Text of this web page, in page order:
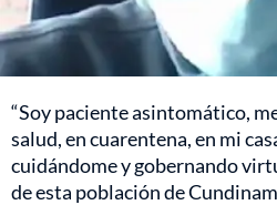
“Soy paciente asintomático,
salud, en cuarentena, en mi
cuidándome y gobernando
de esta población de